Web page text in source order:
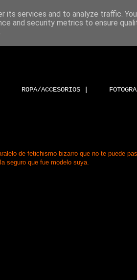
ROPA/ACCESORIOS |
de fetichismo bizarro que no te puede
seguro que fue modelo suya.
its services and to analyze traffic.
and security metrics to ensure